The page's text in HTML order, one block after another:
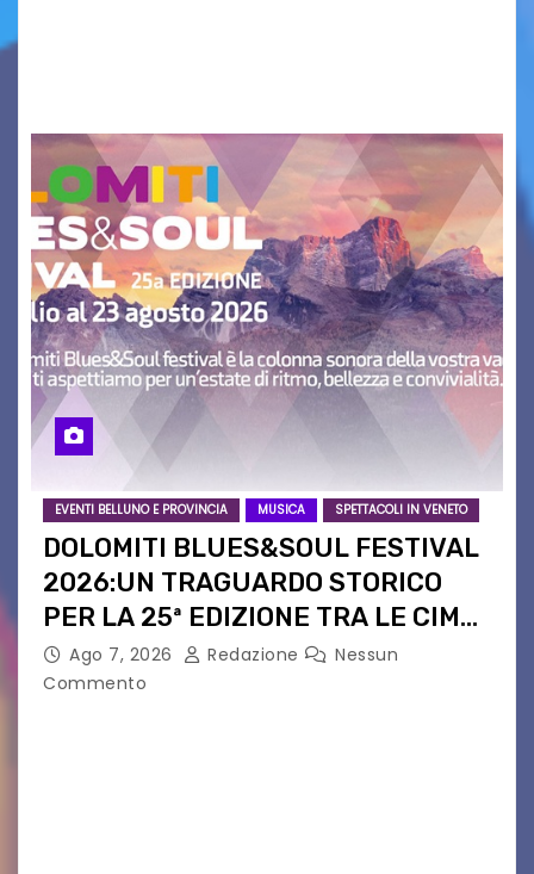
EVENTI BELLUNO E PROVINCIA MUSICA SPETTACOLI IN VENETO
DOLOMITI BLUES&SOUL FESTIVAL
2026:UN TRAGUARDO STORICO
PER LA 25ª EDIZIONE TRA LE CIME
PATRIMONIO UNESCO
Ago 7, 2026 Redazione
Nessun
Commento